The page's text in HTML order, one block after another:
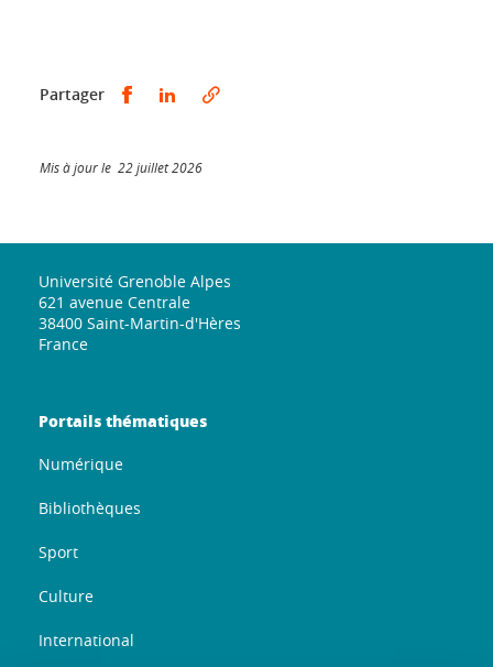
Partager Partager sur Facebook
Partager sur LinkedIn
Mis à jour le 22 juillet 2026
Université Grenoble Alpes
621 avenue Centrale
38400 Saint-Martin-d'Hères
France
Portails thématiques
Numérique
Bibliothèques
Sport
Culture
International